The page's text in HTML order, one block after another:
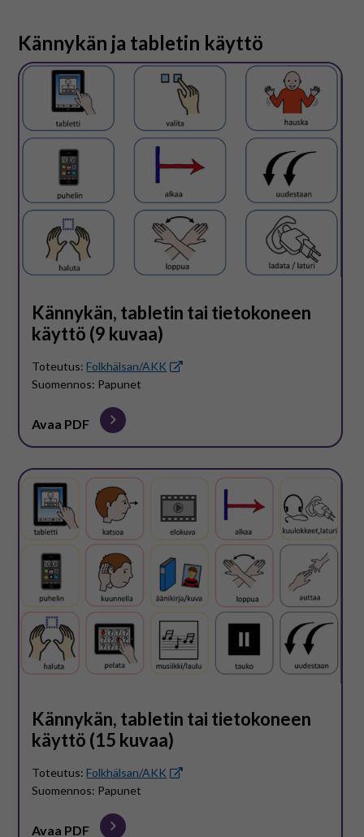
Kännykän ja tabletin käyttö
Kännykän, tabletin tai tietokoneen
käyttö (9 kuvaa)
Toteutus:Folkhälsan/AKK
Suomennos: Papunet
Avaa PDF
Kännykän, tabletin tai tietokoneen
käyttö (15 kuvaa)
Toteutus:Folkhälsan/AKK
Suomennos: Papunet
Avaa PDF